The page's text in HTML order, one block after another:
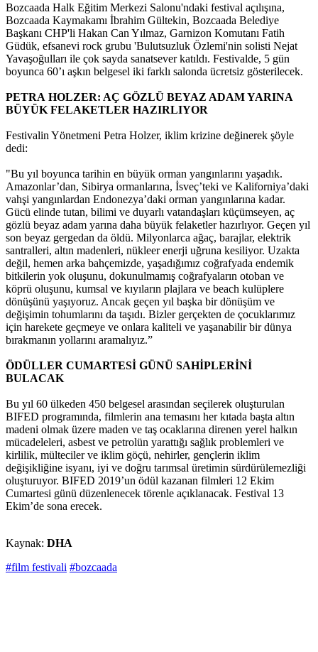
Bozcaada Halk Eğitim Merkezi Salonu'ndaki festival açılışına,
Bozcaada Kaymakamı İbrahim Gültekin, Bozcaada Belediye
Başkanı CHP'li Hakan Can Yılmaz, Garnizon Komutanı Fatih
Güdük, efsanevi rock grubu 'Bulutsuzluk Özlemi'nin solisti Nejat
Yavaşoğulları ile çok sayda sanatsever katıldı. Festivalde, 5 gün
boyunca 60’ı aşkın belgesel iki farklı salonda ücretsiz gösterilecek.
PETRA HOLZER: AÇ GÖZLÜ BEYAZ ADAM YARINA
BÜYÜK FELAKETLER HAZIRLIYOR
Festivalin Yönetmeni Petra Holzer, iklim krizine değinerek şöyle
dedi:
"Bu yıl boyunca tarihin en büyük orman yangınlarını yaşadık.
Amazonlar’dan, Sibirya ormanlarına, İsveç’teki ve Kaliforniya’daki
vahşi yangınlardan Endonezya’daki orman yangınlarına kadar.
Gücü elinde tutan, bilimi ve duyarlı vatandaşları küçümseyen, aç
gözlü beyaz adam yarına daha büyük felaketler hazırlıyor. Geçen yıl
son beyaz gergedan da öldü. Milyonlarca ağaç, barajlar, elektrik
santralleri, altın madenleri, nükleer enerji uğruna kesiliyor. Uzakta
değil, hemen arka bahçemizde, yaşadığımız coğrafyada endemik
bitkilerin yok oluşunu, dokunulmamış coğrafyaların otoban ve
köprü oluşunu, kumsal ve kıyıların plajlara ve beach kulüplere
dönüşünü yaşıyoruz. Ancak geçen yıl başka bir dönüşüm ve
değişimin tohumlarını da taşıdı. Bizler gerçekten de çocuklarımız
için harekete geçmeye ve onlara kaliteli ve yaşanabilir bir dünya
bırakmanın yollarını aramalıyız.”
ÖDÜLLER CUMARTESİ GÜNÜ SAHİPLERİNİ
BULACAK
Bu yıl 60 ülkeden 450 belgesel arasından seçilerek oluşturulan
BIFED programında, filmlerin ana temasını her kıtada başta altın
madeni olmak üzere maden ve taş ocaklarına direnen yerel halkın
mücadeleleri, asbest ve petrolün yarattığı sağlık problemleri ve
kirlilik, mülteciler ve iklim göçü, nehirler, gençlerin iklim
değişikliğine isyanı, iyi ve doğru tarımsal üretimin sürdürülemezliği
oluşturuyor. BIFED 2019’un ödül kazanan filmleri 12 Ekim
Cumartesi günü düzenlenecek törenle açıklanacak. Festival 13
Ekim’de sona erecek.
Kaynak: DHA
#film festivali #bozcaada